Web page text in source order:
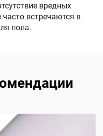
вредных
встречаются в
пола.